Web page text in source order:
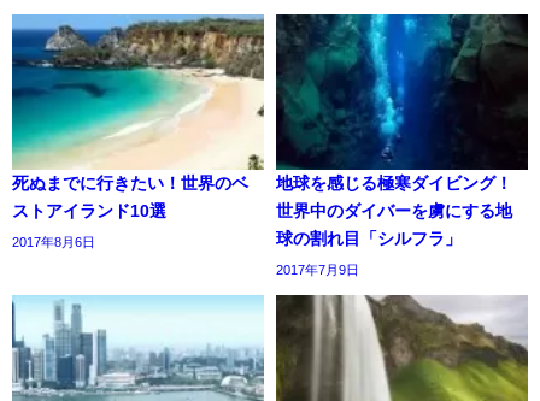
死ぬまでに行きたい！世界のベ
ストアイランド10選
2017年8月6日
地球を感じる極寒ダイビング！
世界中のダイバーを虜にする地
球の割れ目「シルフラ」
2017年7月9日